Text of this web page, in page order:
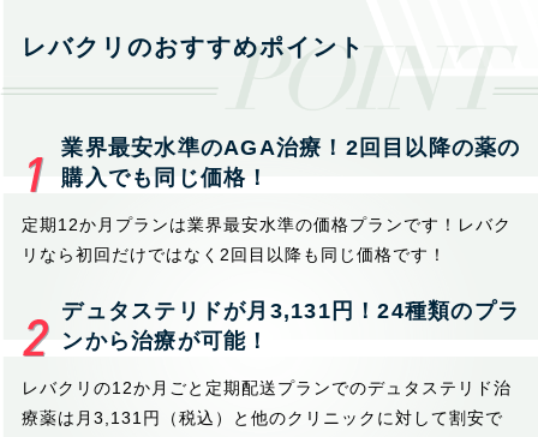
レバクリのおすすめポイント
業界最安水準のAGA治療！2回目以降の薬の
購入でも同じ価格！
定期12か月プランは業界最安水準の価格プランです！レバク
リなら初回だけではなく2回目以降も同じ価格です！
デュタステリドが月3,131円！24種類のプラ
ンから治療が可能！
レバクリの12か月ごと定期配送プランでのデュタステリド治
療薬は月3,131円（税込）と他のクリニックに対して割安で